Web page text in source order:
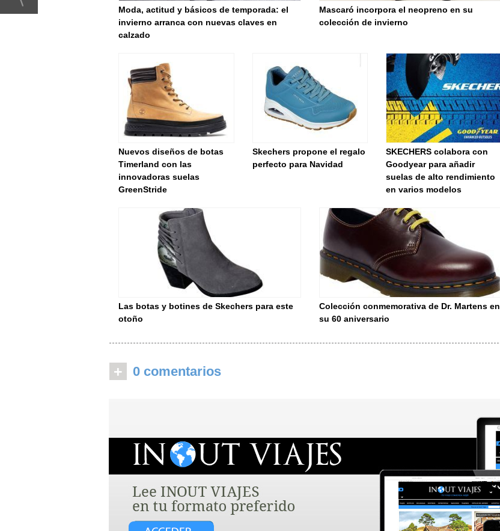
Moda, actitud y básicos de temporada: el
invierno arranca con nuevas claves en
calzado
Mascaró incorpora el neopreno en su
colección de invierno
Nuevos diseños de botas
Timerland con las
innovadoras suelas
GreenStride
Skechers propone el regalo
perfecto para Navidad
SKECHERS colabora con
Goodyear para añadir
suelas de alto rendimiento
en varios modelos
Las botas y botines de Skechers para este
otoño
Colección conmemorativa de Dr. Martens en
su 60 aniversario
+ 0 comentarios